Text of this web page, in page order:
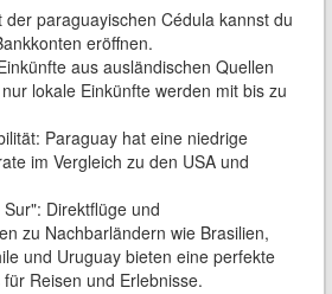
der paraguayischen Cédula kannst du
eröffnen.
aus ausländischen Quellen
lokale Einkünfte werden mit bis zu
Paraguay hat eine niedrige
im Vergleich zu den USA und
Direktflüge und
zu Nachbarländern wie Brasilien,
und Uruguay bieten eine perfekte
Reisen und Erlebnisse.